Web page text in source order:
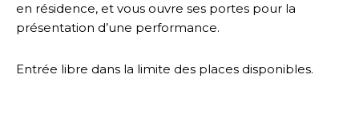
en résidence, et vous ouvre ses portes pour la
présentation d’une performance.
Entrée libre dans la limite des places disponibles.